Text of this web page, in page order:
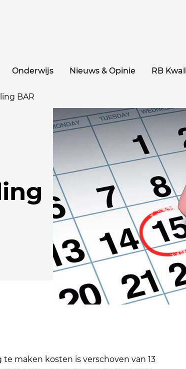
Onderwijs Nieuws & Opinie
RB
BAR
maken kosten is verschoven van 13